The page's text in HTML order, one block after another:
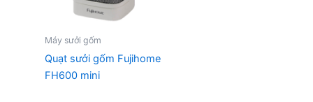
Máy sưởi gốm
Quạt sưởi gốm Fujihome
FH600 mini